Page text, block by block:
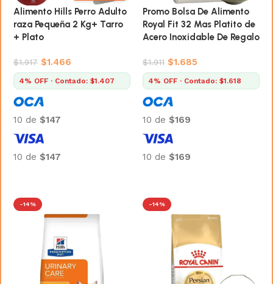
Alimento Hills Perro Adulto
raza Pequeña 2 Kg+ Tarro
+ Plato
$1.917 $1.466
4% OFF · Contado: $1.407
10 de $147
10 de $147
Promo Bolsa De Alimento
Royal Fit 32 Mas Platito de
Acero Inoxidable De Regalo
$1.911 $1.685
4% OFF · Contado: $1.618
10 de $169
10 de $169
-14% -14%